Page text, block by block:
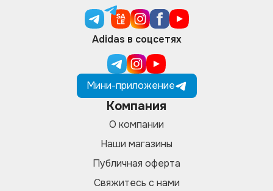
Adidas в соцсетях
Мини-приложение
Компания
О компании
Наши магазины
Публичная оферта
Свяжитесь с нами